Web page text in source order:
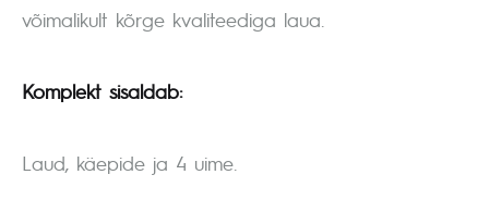
võimalikult kõrge kvaliteediga laua.
Komplekt sisaldab:
Laud, käepide ja 4 uime.